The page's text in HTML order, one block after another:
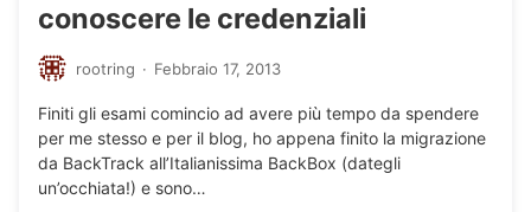
conoscere le credenziali
rootring · Febbraio 17, 2013
Finiti gli esami comincio ad avere più tempo da spendere
per me stesso e per il blog, ho appena finito la migrazione
da BackTrack all’Italianissima BackBox (dategli
un’occhiata!) e sono…